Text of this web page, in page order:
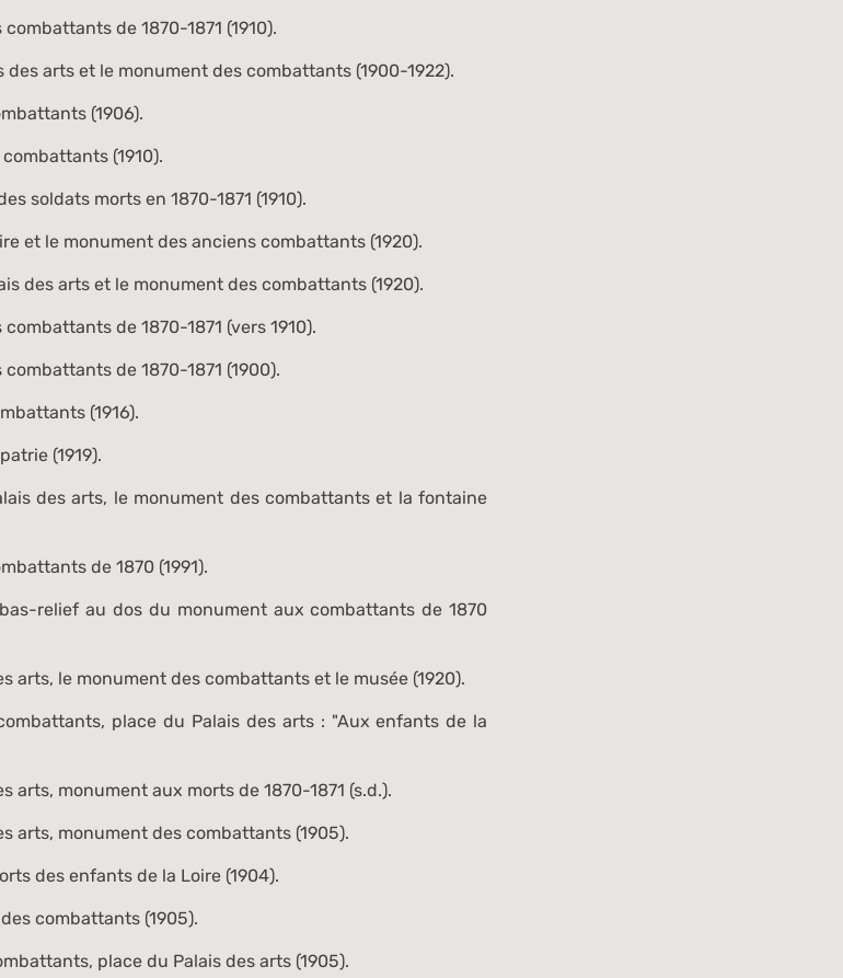
de 1870-1871 (1910).
des arts et le monument des combattants (1900-1922).
(1906).
(1910).
soldats morts en 1870-1871 (1910).
et le monument des anciens combattants (1920).
des arts et le monument des combattants (1920).
de 1870-1871 (vers 1910).
de 1870-1871 (1900).
(1916).
(1919).
des arts, le monument des combattants et la fontaine
de 1870 (1991).
relief au dos du monument aux combattants de 1870
arts, le monument des combattants et le musée (1920).
place du Palais des arts : "Aux enfants de la
arts, monument aux morts de 1870-1871 (s.d.).
arts, monument des combattants (1905).
des enfants de la Loire (1904).
combattants (1905).
place du Palais des arts (1905).